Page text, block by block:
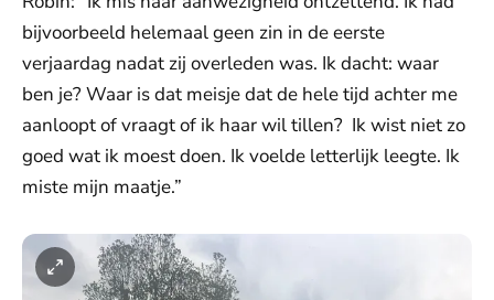
bijvoorbeeld helemaal geen zin in de eerste
verjaardag nadat zij overleden was. Ik dacht: waar
ben je? Waar is dat meisje dat de hele tijd achter me
aanloopt of vraagt of ik haar wil tillen? Ik wist niet zo
goed wat ik moest doen. Ik voelde letterlijk leegte. Ik
miste mijn maatje.”